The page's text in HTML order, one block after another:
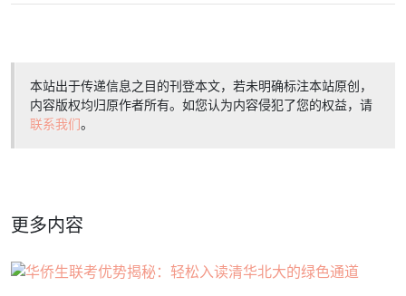
本站出于传递信息之目的刊登本文，若未明确标注本站原创，
内容版权均归原作者所有。如您认为内容侵犯了您的权益，请
联系我们。
更多内容